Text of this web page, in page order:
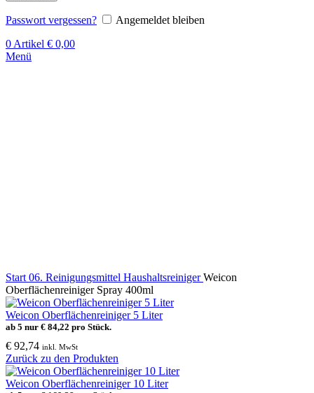
Passwort vergessen?
Angemeldet bleiben
0 Artikel € 0,00
Menü
Start 06. Reinigungsmittel HaushaltsreinigerWeicon
Oberflächenreiniger Spray 400ml
Weicon Oberflächenreiniger 5 Liter
ab 5 nur € 84,22 pro Stück.
€ 92,74 inkl. MwSt
Zurück zu den Produkten
Weicon Oberflächenreiniger 10 Liter